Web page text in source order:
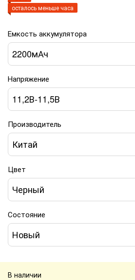
осталось меньше часа
Емкость аккумулятора
2200мАч
Напряжение
11,2В-11,5В
Производитель
Китай
Цвет
Черный
Состояние
Новый
В наличии